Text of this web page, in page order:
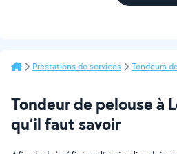
Prestations de services Tondeurs
Tondeur de pelouse à
qu’il faut savoir